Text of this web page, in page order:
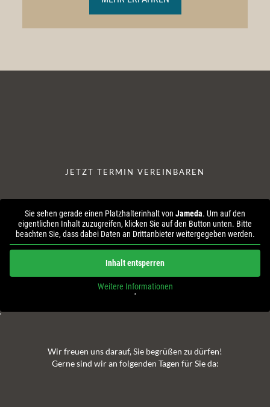
JETZT TERMIN VEREINBAREN
Sie sehen gerade einen Platzhalterinhalt von Jameda. Um auf den
eigentlichen Inhalt zuzugreifen, klicken Sie auf den Button unten. Bitte
beachten Sie, dass dabei Daten an Drittanbieter weitergegeben werden.
Inhalt entsperren
Weitere Informationen
'
'
Wir freuen uns darauf, Sie begrüßen zu dürfen!
Gerne sind wir an folgenden Tagen für Sie da: